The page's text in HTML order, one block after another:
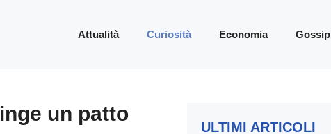
Attualità Curiosità Economia Gossip
un patto
ULTIMI ARTICOLI